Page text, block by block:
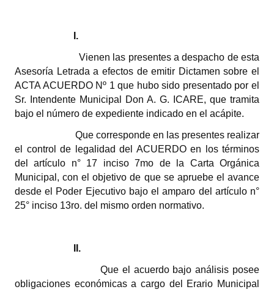
Declaraciones
Resoluciones
Resoluciones de Presidencia
INSTITUCIONAL
Antiguos Pobladores
Noticias Destacadas
Datos Históricos
Premio al Mérito - Registro
I.
Vienen las presentes a despacho de esta
Asesoría Letrada a efectos de emitir Dictamen sobre el
ACTA ACUERDO Nº 1 que hubo sido presentado por el
Sr. Intendente Municipal Don A. G. ICARE, que tramita
bajo el número de expediente indicado en el acápite.
Que corresponde en las presentes realizar
el control de legalidad del ACUERDO en los términos
del artículo n° 17 inciso 7mo de la Carta Orgánica
Municipal, con el objetivo de que se apruebe el avance
desde el Poder Ejecutivo bajo el amparo del artículo n°
25° inciso 13ro. del mismo orden normativo.
II.
Que el acuerdo bajo análisis posee
obligaciones económicas a cargo del Erario Municipal